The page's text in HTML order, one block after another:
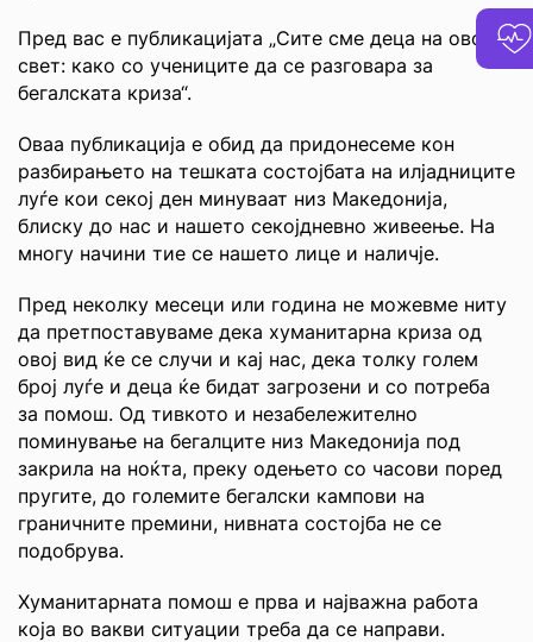
Пред вас е публикацијата „Сите сме деца на овој
свет: како со учениците да се разговара за
бегалската криза“.
Овaa публикација е обид да придонесеме кон
разбирањето на тешката состојбата на илјадниците
луѓе кои секој ден минуваат низ Македонија,
блиску до нас и нашето секојдневно живеење. На
многу начини тие се нашето лице и наличје.
Пред неколку месеци или година не можевме ниту
да претпоставуваме дека хуманитарна криза од
овој вид ќе се случи и кај нас, дека толку голем
број луѓе и деца ќе бидат загрозени и со потреба
за помош. Од тивкото и незабележително
поминување на бегалците низ Македонија под
закрила на ноќта, преку одењето со часови поред
пругите, до големите бегалски кампови на
граничните премини, нивната состојба не се
подобрува.
Хуманитарната помош е прва и најважна работа
која во вакви ситуации треба да се направи.